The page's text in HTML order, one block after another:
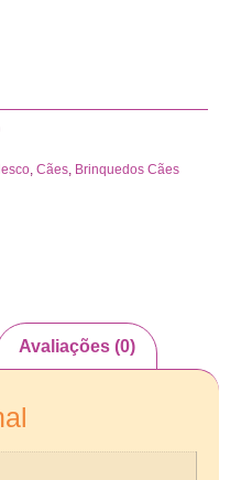
Cães Brinquedos Cães
Avaliações (0)